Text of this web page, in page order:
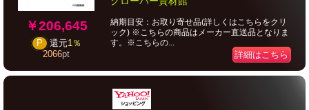
￥206,645
P 還元1％
2066pt
納期目安：お取り寄せ品(詳しくはこちらをクリ
ック) ※こちらの商品はメーカー直送品となりま
す。※こちらの...
詳細はこちら